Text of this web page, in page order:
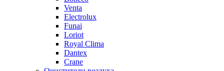
Venta
Electrolux
Funai
Loriot
Royal Clima
Dantex
Crane